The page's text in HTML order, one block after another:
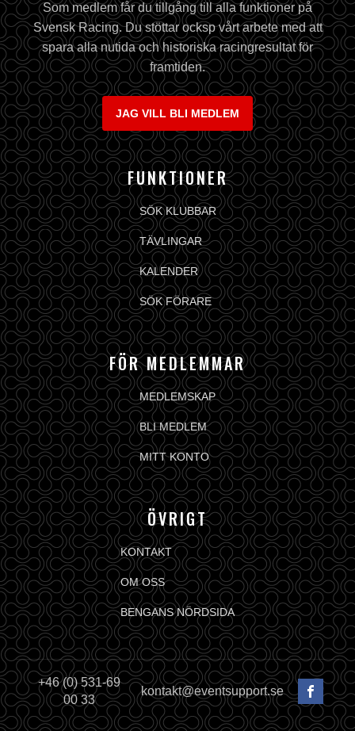
Som medlem får du tillgång till alla funktioner på
Svensk Racing. Du stöttar ocksp vårt arbete med att
spara alla nutida och historiska racingresultat för
framtiden.
JAG VILL BLI MEDLEM
FUNKTIONER
SÖK KLUBBAR
TÄVLINGAR
KALENDER
SÖK FÖRARE
FÖR MEDLEMMAR
MEDLEMSKAP
BLI MEDLEM
MITT KONTO
ÖVRIGT
KONTAKT
OM OSS
BENGANS NÖRDSIDA
+46 (0) 531-69
00 33
kontakt@eventsupport.se